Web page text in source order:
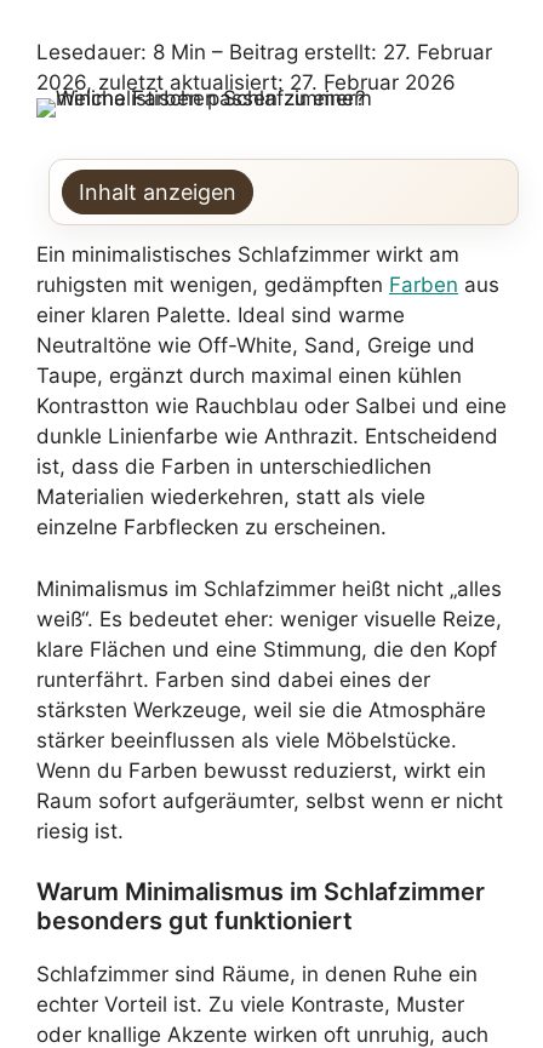
Lesedauer: 8 Min – Beitrag erstellt: 27. Februar
2026, zuletzt aktualisiert: 27. Februar 2026
Inhalt anzeigen
Ein minimalistisches Schlafzimmer wirkt am
ruhigsten mit wenigen, gedämpften Farben aus
einer klaren Palette. Ideal sind warme
Neutraltöne wie Off-White, Sand, Greige und
Taupe, ergänzt durch maximal einen kühlen
Kontrastton wie Rauchblau oder Salbei und eine
dunkle Linienfarbe wie Anthrazit. Entscheidend
ist, dass die Farben in unterschiedlichen
Materialien wiederkehren, statt als viele
einzelne Farbflecken zu erscheinen.
Minimalismus im Schlafzimmer heißt nicht „alles
weiß“. Es bedeutet eher: weniger visuelle Reize,
klare Flächen und eine Stimmung, die den Kopf
runterfährt. Farben sind dabei eines der
stärksten Werkzeuge, weil sie die Atmosphäre
stärker beeinflussen als viele Möbelstücke.
Wenn du Farben bewusst reduzierst, wirkt ein
Raum sofort aufgeräumter, selbst wenn er nicht
riesig ist.
Warum Minimalismus im Schlafzimmer
besonders gut funktioniert
Schlafzimmer sind Räume, in denen Ruhe ein
echter Vorteil ist. Zu viele Kontraste, Muster
oder knallige Akzente wirken oft unruhig, auch